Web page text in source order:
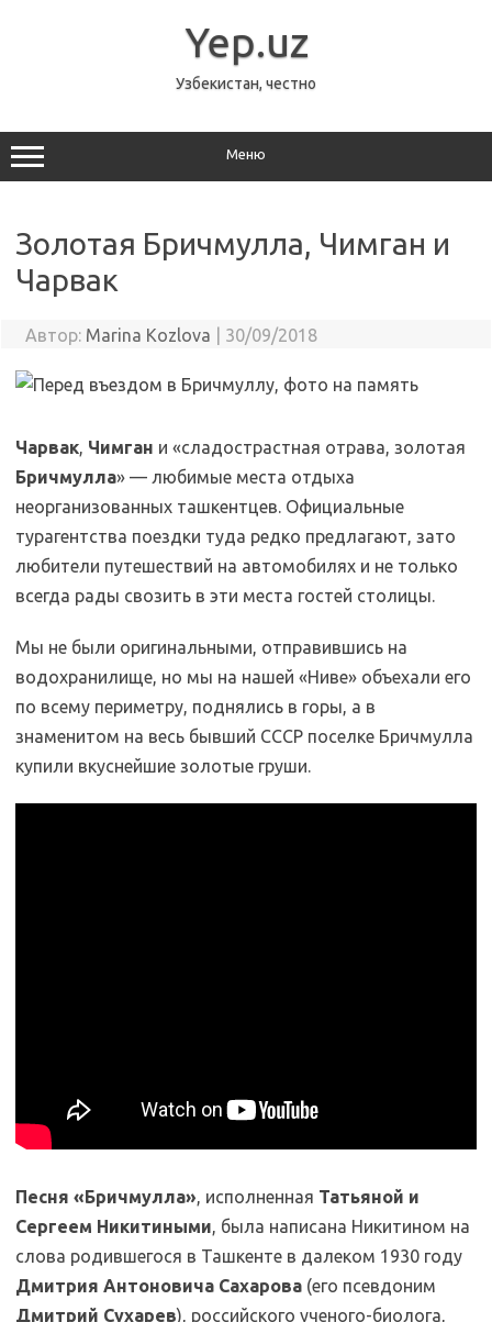
Yep.uz
Узбекистан, честно
Меню
Золотая Бричмулла, Чимган и
Чарвак
Автор: Marina Kozlova 30/09/2018
Чарвак, Чимган и «сладострастная отрава, золотая
Бричмулла» — любимые места отдыха
неорганизованных ташкентцев. Официальные
турагентства поездки туда редко предлагают, зато
любители путешествий на автомобилях и не только
всегда рады свозить в эти места гостей столицы.
Мы не были оригинальными, отправившись на
водохранилище, но мы на нашей «Ниве» объехали его
по всему периметру, поднялись в горы, а в
знаменитом на весь бывший СССР поселке Бричмулла
купили вкуснейшие золотые груши.
Песня «Бричмулла», исполненная Татьяной и
Сергеем Никитиными, была написана Никитином на
слова родившегося в Ташкенте в далеком 1930 году
Дмитрия Антоновича Сахарова (его псевдоним
Дмитрий Сухарев), российского ученого-биолога,